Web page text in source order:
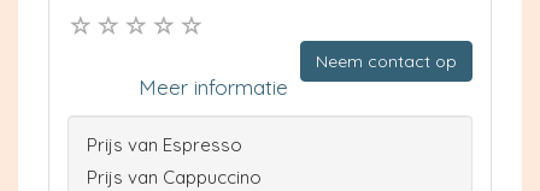
Neem contact op
Meer informatie
Prijs van Espresso
Prijs van Cappuccino